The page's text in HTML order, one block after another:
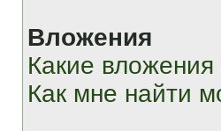
Вложения
Какие
Как мне найти